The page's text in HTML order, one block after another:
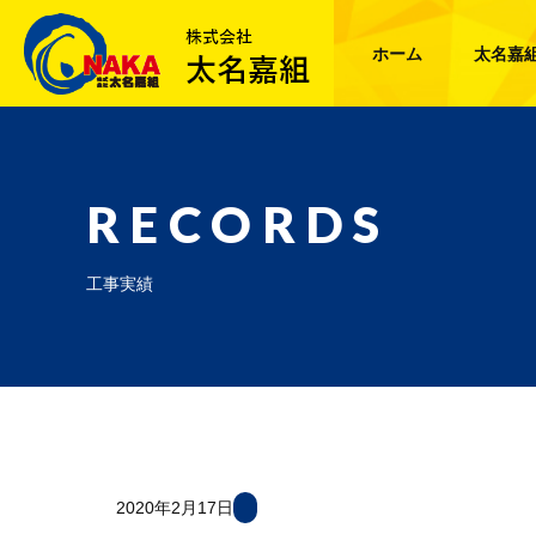
ホーム 太名嘉
RECORDS
工事実績
2020年2月17日